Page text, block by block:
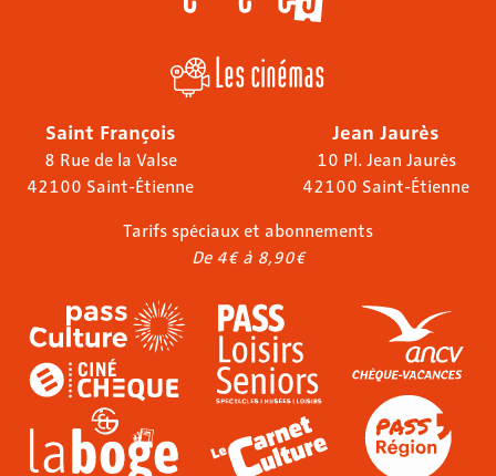
Les cinémas
Saint François
8 Rue de la Valse
42100 Saint-Étienne
Jean Jaurès
10 Pl. Jean Jaurès
42100 Saint-Étienne
Tarifs spéciaux et abonnements
De 4€ à 8,90€